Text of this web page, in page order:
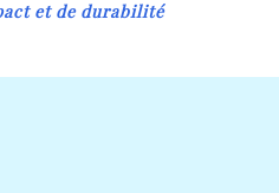
et de durabilité